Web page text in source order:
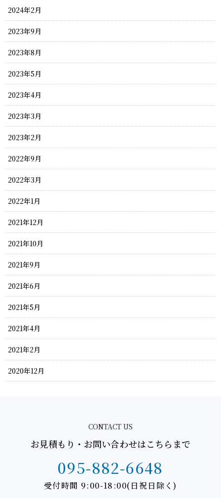
2024年2月
2023年9月
2023年8月
2023年5月
2023年4月
2023年3月
2023年2月
2022年9月
2022年3月
2022年1月
2021年12月
2021年10月
2021年9月
2021年6月
2021年5月
2021年4月
2021年2月
2020年12月
CONTACT US
お見積もり・お問い合わせはこちらまで
095-882-6648
受付時間 9:00-18:00(日祝日除く)